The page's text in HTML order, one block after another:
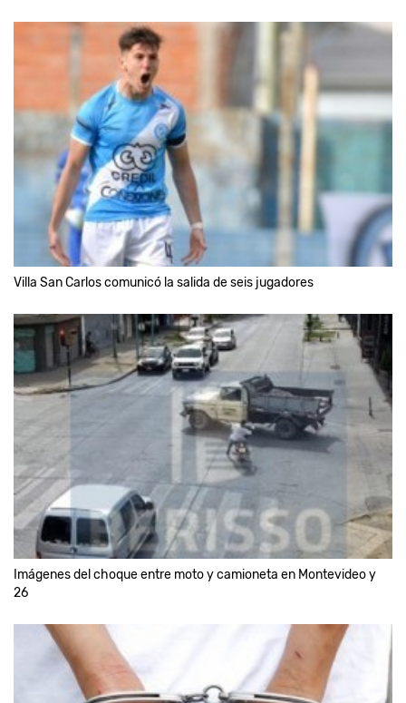
Villa San Carlos comunicó la salida de seis jugadores
Imágenes del choque entre moto y camioneta en Montevideo y
26